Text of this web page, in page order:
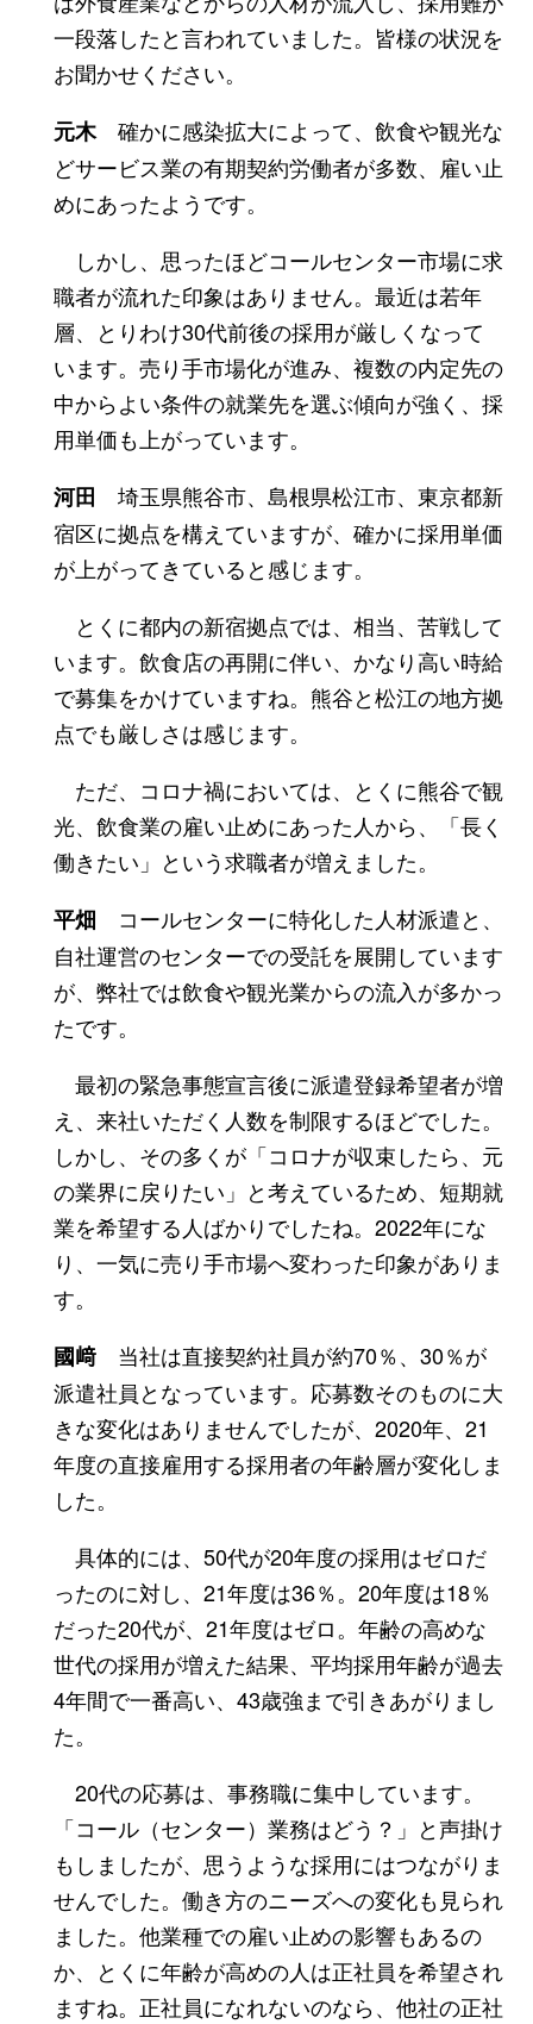
一段落したと言われていました。皆様の状況を
お聞かせください。
元木確かに感染拡大によって、飲食や観光な
どサービス業の有期契約労働者が多数、雇い止
めにあったようです。
しかし、思ったほどコールセンター市場に求
職者が流れた印象はありません。最近は若年
層、とりわけ30代前後の採用が厳しくなって
います。売り手市場化が進み、複数の内定先の
中からよい条件の就業先を選ぶ傾向が強く、採
用単価も上がっています。
河田 埼玉県熊谷市、島根県松江市、東京都新
宿区に拠点を構えていますが、確かに採用単価
が上がってきていると感じます。
とくに都内の新宿拠点では、相当、苦戦して
います。飲食店の再開に伴い、かなり高い時給
で募集をかけていますね。熊谷と松江の地方拠
点でも厳しさは感じます。
ただ、コロナ禍においては、とくに熊谷で観
光、飲食業の雇い止めにあった人から、「長く
働きたい」という求職者が増えました。
平畑 コールセンターに特化した人材派遣と、
自社運営のセンターでの受託を展開しています
が、弊社では飲食や観光業からの流入が多かっ
たです。
最初の緊急事態宣言後に派遣登録希望者が増
え、来社いただく人数を制限するほどでした。
しかし、その多くが「コロナが収束したら、元
の業界に戻りたい」と考えているため、短期就
業を希望する人ばかりでしたね。2022年にな
り、一気に売り手市場へ変わった印象がありま
す。
國﨑 当社は直接契約社員が約70％、30％が
派遣社員となっています。応募数そのものに大
きな変化はありませんでしたが、2020年、21
年度の直接雇用する採用者の年齢層が変化しま
した。
具体的には、50代が20年度の採用はゼロだ
ったのに対し、21年度は36％。20年度は18％
だった20代が、21年度はゼロ。年齢の高めな
世代の採用が増えた結果、平均採用年齢が過去
4年間で一番高い、43歳強まで引きあがりまし
た。
20代の応募は、事務職に集中しています。
「コール（センター）業務はどう？」と声掛け
もしましたが、思うような採用にはつながりま
せんでした。働き方のニーズへの変化も見られ
ました。他業種での雇い止めの影響もあるの
か、とくに年齢が高めの人は正社員を希望され
ますね。正社員になれないのなら、他社の正社